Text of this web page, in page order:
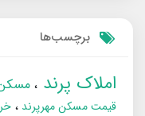
برچسب‌ها
املاک پرند مسکن
قیمت مسکن مهرپرند